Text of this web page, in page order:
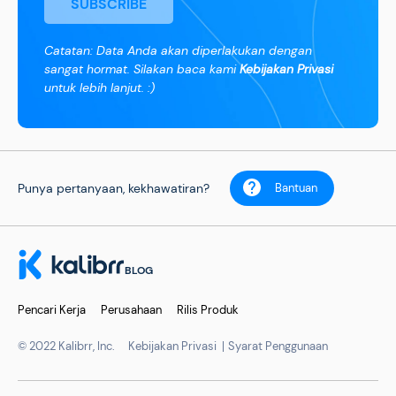
SUBSCRIBE
Catatan: Data Anda akan diperlakukan dengan
sangat hormat. Silakan baca kamiKebijakan Privasi
untuk lebih lanjut. :)
Punya pertanyaan, kekhawatiran? Bantuan
BLOG
Pencari Kerja Perusahaan Rilis Produk
© 2022 Kalibrr, Inc. Kebijakan Privasi Syarat Penggunaan